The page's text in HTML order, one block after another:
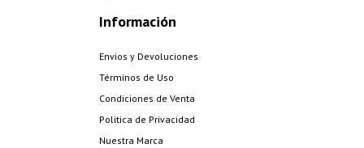
Información
Envios y Devoluciones
Términos de Uso
Condiciones de Venta
Politica de Privacidad
Nuestra Marca